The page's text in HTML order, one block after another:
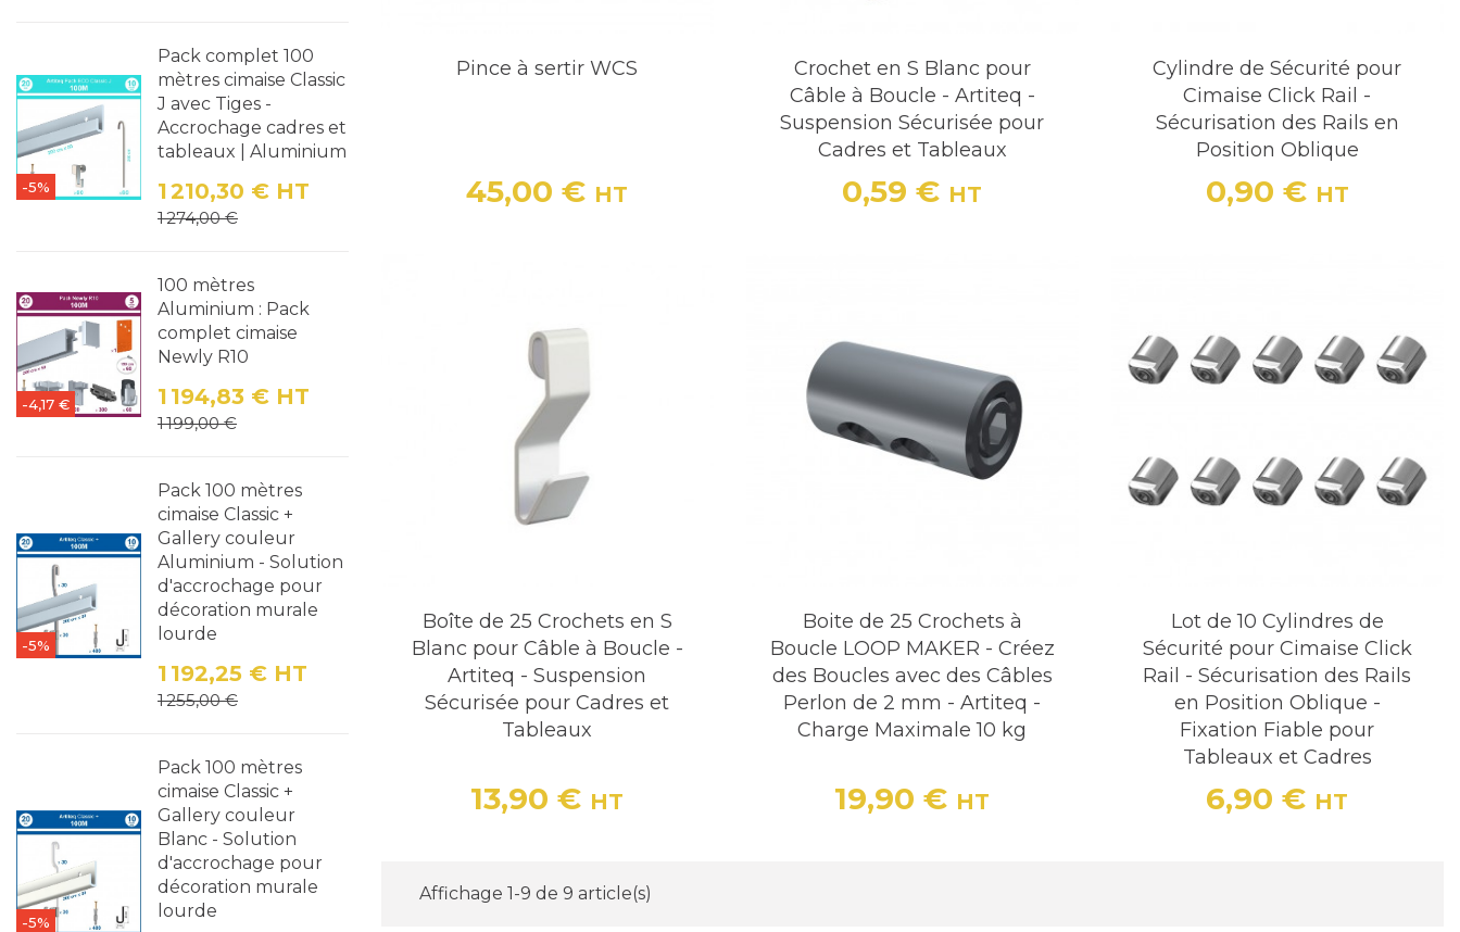
-5%
Pack complet 100
mètres cimaise Classic
J avec Tiges -
Accrochage cadres et
tableaux | Aluminium
Prix
1 210,30 € HT
Prix de base
1 274,00 €
-4,17 €
100 mètres
Aluminium : Pack
complet cimaise
Newly R10
Prix
1 194,83 € HT
Prix de base
1 199,00 €
-5%
Pack 100 mètres
cimaise Classic +
Gallery couleur
Aluminium - Solution
d'accrochage pour
décoration murale
lourde
Prix
1 192,25 € HT
Prix de base
1 255,00 €
-5%
Pack 100 mètres
cimaise Classic +
Gallery couleur
Blanc - Solution
d'accrochage pour
décoration murale
lourde
Pince à sertir WCS
Prix
45,00 € HT
Crochet en S Blanc pour
Câble à Boucle - Artiteq -
Suspension Sécurisée pour
Cadres et Tableaux
Prix
0,59 € HT
Cylindre de Sécurité pour
Cimaise Click Rail -
Sécurisation des Rails en
Position Oblique
Prix
0,90 € HT
Boîte de 25 Crochets en S
Blanc pour Câble à Boucle -
Artiteq - Suspension
Sécurisée pour Cadres et
Tableaux
Prix
13,90 € HT
Boite de 25 Crochets à
Boucle LOOP MAKER - Créez
des Boucles avec des Câbles
Perlon de 2 mm - Artiteq -
Charge Maximale 10 kg
Prix
19,90 € HT
Lot de 10 Cylindres de
Sécurité pour Cimaise Click
Rail - Sécurisation des Rails
en Position Oblique -
Fixation Fiable pour
Tableaux et Cadres
Prix
6,90 € HT
Affichage 1-9 de 9 article(s)